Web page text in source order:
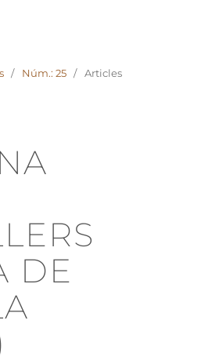
/ Núm.: 25 / Articles
DE